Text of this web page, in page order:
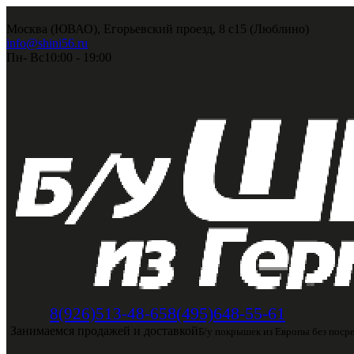
Москва (ЮВАО), Егорьевский проезд, 8 с15 (Люблино)
info@shini56.ru
Пн- Вс 10:00 - 19:00
8(926)513-48-658(495)648-55-61
Занимаемся продажей и доставкой Б/у покрышек из Европы без